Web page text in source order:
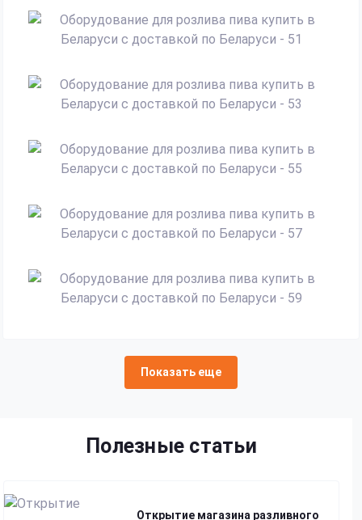
Показать еще
Полезные статьи
Открытие магазина разливного